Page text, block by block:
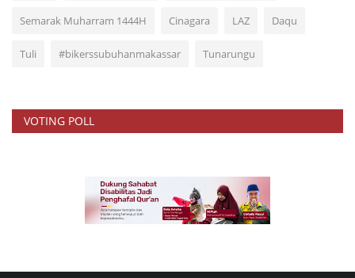
Semarak Muharram 1444H Cinagara LAZ Daqu
Tuli #bikerssubuhanmakassar Tunarungu
VOTING POLL